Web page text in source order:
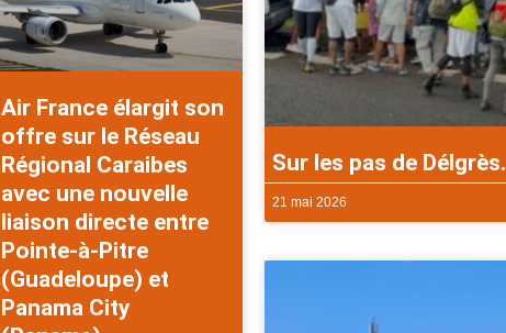
Air France élargit son
offre sur le Réseau
Régional Caraibes
avec une nouvelle
liaison directe entre
Pointe-à-Pitre
(Guadeloupe) et
Panama City
Sur les pas de Délgrès.
21 mai 2026